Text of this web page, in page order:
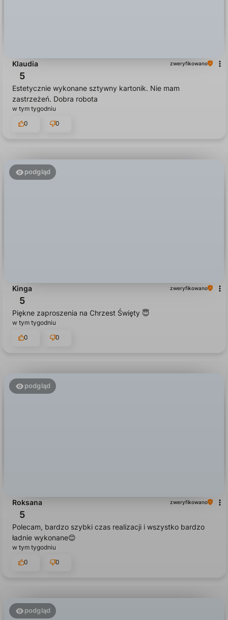
Klaudia zweryfikowano
5
Estetycznie wykonane sztywny kartonik. Nie mam
zastrzeżeń. Dobra robota
w tym tygodniu
0
0
podgląd
Kinga zweryfikowano
5
Piękne zaproszenia na Chrzest Święty 😇
w tym tygodniu
0
0
podgląd
Roksana zweryfikowano
5
Polecam, bardzo szybki czas realizacji i wszystko bardzo
ładnie wykonane😊
w tym tygodniu
0
0
podgląd